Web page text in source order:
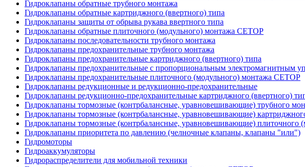
Гидроклапаны обратные трубного монтажа
Гидроклапаны обратные картриджного (ввертного) типа
Гидроклапаны защиты от обрыва рукава ввертного типа
Гидроклапаны обратные плиточного (модульного) монтажа CETOP
Гидроклапаны последовательности трубного монтажа
Гидроклапаны предохранительные трубного монтажа
Гидроклапаны предохранительные картриджного (ввертного) типа
Гидроклапаны предохранительные с пропорциональным электромагнитным
Гидроклапаны предохранительные плиточного (модульного) монтажа CETOP
Гидроклапаны редукционные и редукционно-предохранительные
Гидроклапаны редукционно-предохранительные картриджного (ввертного)
Гидроклапаны тормозные (контрбалансные, уравновешивающие) трубного
Гидроклапаны тормозные (контрбалансные, уравновешивающие)
Гидроклапаны тормозные (контрбалансные, уравновешивающие) плиточного
Гидроклапаны приоритета по давлению (челночные клапаны, клапаны "или")
Гидромоторы
Гидроаккумуляторы
Гидрораспределители для мобильной техники